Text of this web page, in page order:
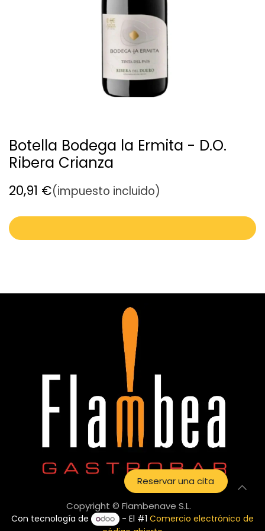
Botella Bodega la Ermita - D.O.
Ribera Crianza
20,91 €(impuesto incluido)
Reservar una cita
Copyright © Flambenave S.L.
Con tecnología de - El #1Comercio electrónico de